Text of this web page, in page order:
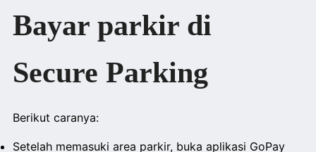
Bayar parkir di
Secure Parking
Berikut caranya:
Setelah memasuki area parkir, buka aplikasi GoPay